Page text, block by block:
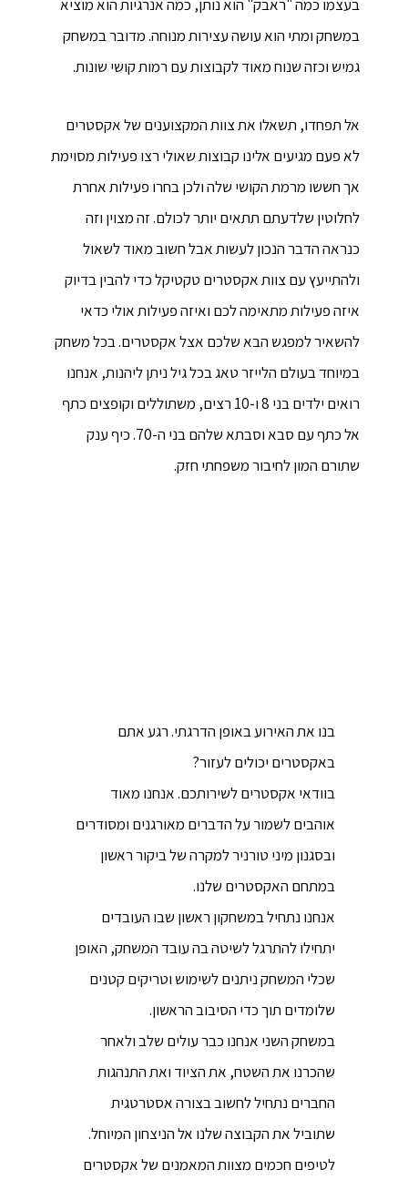
בעצמו כמה "ראבק" הוא נותן, כמה אנרגיות הוא מוציא
במשחק ומתי הוא עושה עצירות מנוחה. מדובר במשחק
גמיש וכזה שנוח מאוד לקבוצות עם רמות קושי שונות.
אל תפחדו, תשאלו את צוות המקצוענים של אקסטרים
לא פעם מגיעים אלינו קבוצות שאולי רצו פעילות מסוימת
אך חששו מרמת הקושי שלה ולכן בחרו פעילות אחרת
לחלוטין שלדעתם תתאים יותר לכולם. זה מצוין וזה
כנראה הדבר הנכון לעשות אבל חשוב מאוד לשאול
ולהתייעץ עם צוות אקסטרים טקטיקל כדי להבין בדיוק
איזה פעילות מתאימה לכם ואיזה פעילות אולי כדאי
להשאיר למפגש הבא שלכם אצל אקסטרים. בכל משחק
במיוחד בעולם הלייזר טאג בכל גיל ניתן ליהנות, אנחנו
רואים ילדים בני 8 ו-10 רצים, משתוללים וקופצים כתף
אל כתף עם סבא וסבתא שלהם בני ה-70. כיף ענק
שתורם המון לחיבור משפחתי חזק.
בנו את האירוע באופן הדרגתי. רגע אתם
באקסטרים יכולים לעזור?
בוודאי אקסטרים לשירותכם. אנחנו מאוד
אוהבים לשמור על הדברים מאורגנים ומסודרים
ובסגנון מיני טורניר למקרה של ביקור ראשון
במתחם האקסטרים שלנו.
אנחנו נתחיל במשחקון ראשון שבו העובדים
יתחילו להתרגל לשיטה בה עובד המשחק, האופן
שכלי המשחק ניתנים לשימוש וטריקים קטנים
שלומדים תוך כדי הסיבוב הראשון.
במשחק השני אנחנו כבר עולים שלב ולאחר
שהכרנו את השטח, את הציוד ואת התנהגות
החברים נתחיל לחשוב בצורה אסטרטגית
שתוביל את הקבוצה שלנו אל הניצחון המיוחל.
לטיפים חכמים מצוות המאמנים של אקסטרים